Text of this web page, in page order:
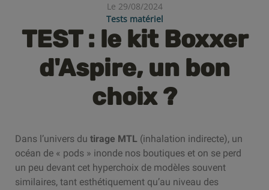
Le 29/08/2024
Tests matériel
TEST : le kit Boxxer
d'Aspire, un bon
choix ?
Dans l’univers du tirage MTL (inhalation indirecte), un
océan de « pods » inonde nos boutiques et on se perd
un peu devant cet hyperchoix de modèles souvent
similaires, tant esthétiquement qu’au niveau des